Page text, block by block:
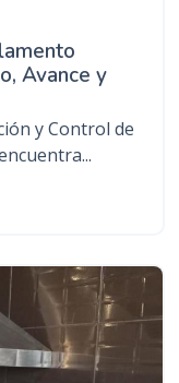
Avance y
y Control de